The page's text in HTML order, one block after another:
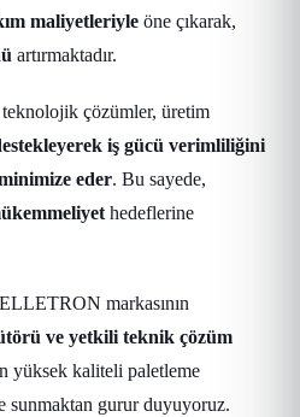
maliyetleriyle öne çıkarak,
artırmaktadır.
çözümler, üretim
iş gücü verimliliğini
eder. Bu sayede,
hedeflerine
markasının
ve yetkili teknik çözüm
yüksek kaliteli paletleme
sunmaktan gurur duyuyoruz.